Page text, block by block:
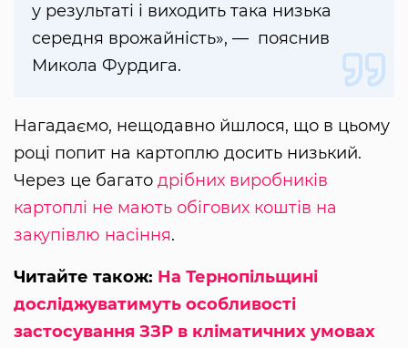
у результаті і виходить така низька
середня врожайність», — пояснив
Микола Фурдига.
Нагадаємо, нещодавно йшлося, що в цьому
році попит на картоплю досить низький.
Через це багато дрібних виробників
картоплі не мають обігових коштів на
закупівлю насіння.
Читайте також: На Тернопільщині
досліджуватимуть особливості
застосування ЗЗР в кліматичних умовах